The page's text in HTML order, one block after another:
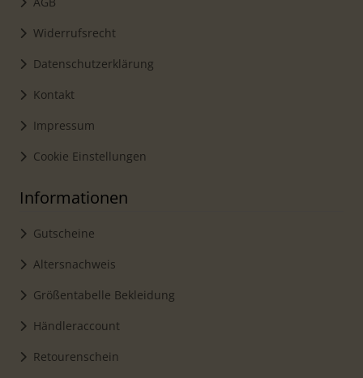
Widerrufsrecht
Datenschutzerklärung
Kontakt
Impressum
Cookie Einstellungen
Informationen
Gutscheine
Altersnachweis
Größentabelle Bekleidung
Händleraccount
Retourenschein